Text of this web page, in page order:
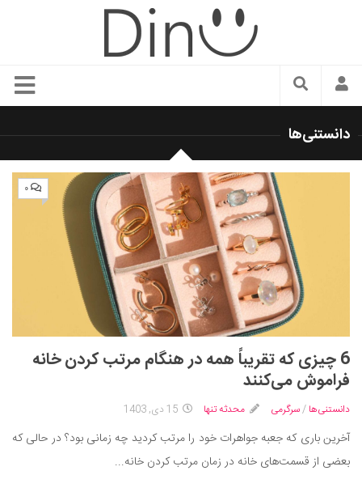
سبک زندگی
زیبایی و آرایش
شیک پوشی
دکوراسیون و چیدمان
رستوران گردی
آشپزی
سفر و گردشگری
ایران گردی
جهان گردی
موفقیت و مهارت‌های فردی
دانستنی‌ها
۰
6 چیزی که تقریباً همه در هنگام مرتب کردن خانه
فراموش می‌کنند
دانستنی‌ها /سرگرمی محدثه تنها 15 دی, 1403
آخرین باری که جعبه جواهرات خود را مرتب کردید چه زمانی بود؟ در حالی که
بعضی از قسمت‌های خانه در زمان مرتب کردن خانه...